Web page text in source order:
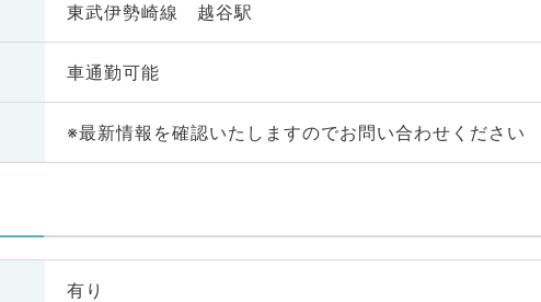
東武伊勢崎線 越谷駅
車通勤可能
※最新情報を確認いたしますのでお問い合わせください
有り